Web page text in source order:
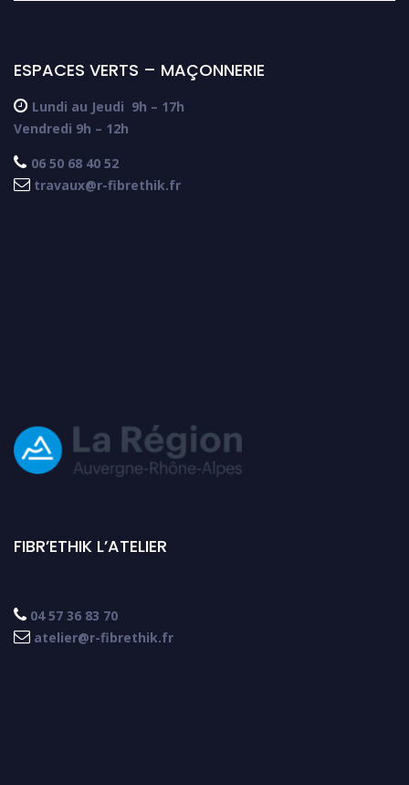
ESPACES VERTS – MAÇONNERIE
 Lundi au Jeudi 9h – 17h
Vendredi 9h – 12h
 06 50 68 40 52
 travaux@r-fibrethik.fr
FIBR’ETHIK L’ATELIER
 04 57 36 83 70
 atelier@r-fibrethik.fr